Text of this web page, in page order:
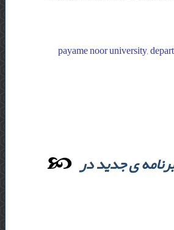
payame noor university,
ی جدید در